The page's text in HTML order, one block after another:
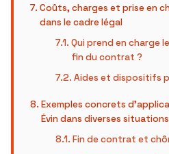
Coûts, charges et prise en
dans le cadre légal
Qui prend en charge
fin du contrat ?
Aides et dispositifs
Exemples concrets
Évin dans diverses situations
Fin de contrat et